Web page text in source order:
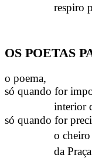
respiro
OS POETAS
o poema,
só quando for
interior
só quando for
o cheiro
da